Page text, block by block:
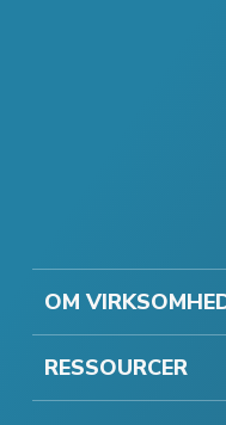
OM
RESSOURCER